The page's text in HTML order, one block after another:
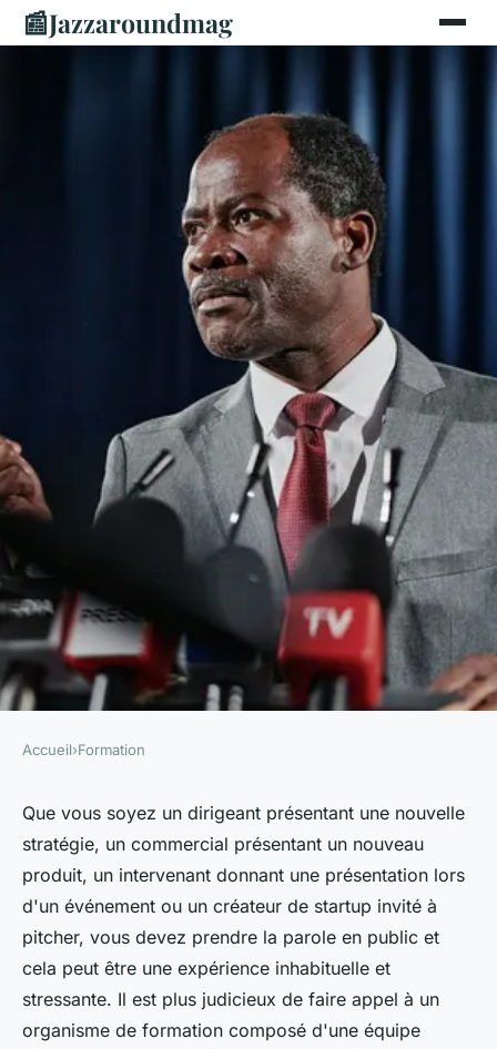
📰Jazzaroundmag
Comment choisir une
formation parlée en public
efficace pour les
professionnels ?
admin•25 juillet 2024•3 min de lecture
Accueil›Formation
Que vous soyez un dirigeant présentant une nouvelle
stratégie, un commercial présentant un nouveau
produit, un intervenant donnant une présentation lors
d'un événement ou un créateur de startup invité à
pitcher, vous devez prendre la parole en public et
cela peut être une expérience inhabituelle et
stressante. Il est plus judicieux de faire appel à un
organisme de formation composé d'une équipe